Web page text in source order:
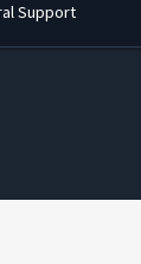
Support